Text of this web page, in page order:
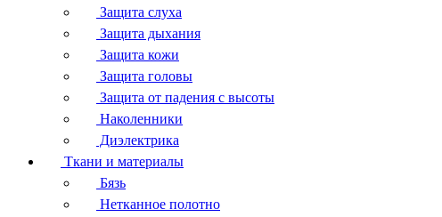
Защита слуха
Защита дыхания
Защита кожи
Защита головы
Защита от падения с высоты
Наколенники
Диэлектрика
Ткани и материалы
Бязь
Нетканное полотно